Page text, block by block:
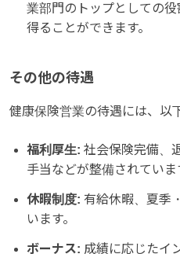
業部門のトップとしての
得ることができます。
その他の待遇
健康保険営業の待遇には、以
福利厚生: 社会保険完備、
手当などが整備されていま
休暇制度: 有給休暇、夏季
います。
ボーナス: 成績に応じたイ